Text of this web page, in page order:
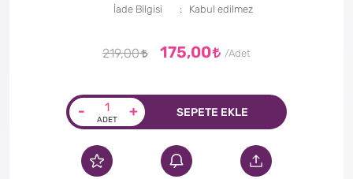
İade Bilgisi
219,00 175,00
- + SEPETE EKLE